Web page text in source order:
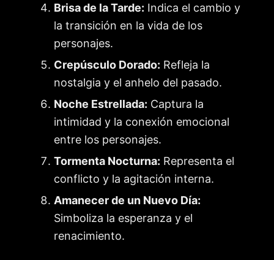
Brisa de la Tarde: Indica el cambio y
la transición en la vida de los
personajes.
Crepúsculo Dorado: Refleja la
nostalgia y el anhelo del pasado.
Noche Estrellada: Captura la
intimidad y la conexión emocional
entre los personajes.
Tormenta Nocturna: Representa el
conflicto y la agitación interna.
Amanecer de un Nuevo Día:
Simboliza la esperanza y el
renacimiento.